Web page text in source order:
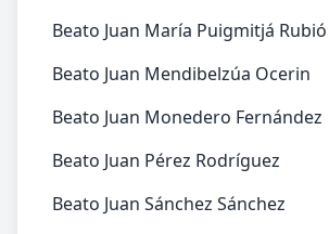
Beato Juan María Puigmitjá Rubió
Beato Juan Mendibelzúa Ocerin
Beato Juan Monedero Fernández
Beato Juan Pérez Rodríguez
Beato Juan Sánchez Sánchez